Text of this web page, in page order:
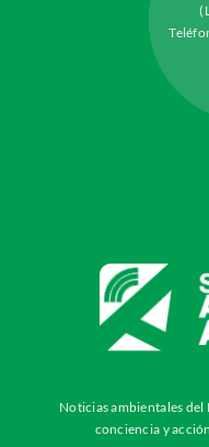
Noticias ambientales del
conciencia y